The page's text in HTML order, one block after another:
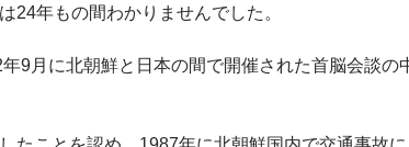
24年もの間わかりませんでした。
9月に北朝鮮と日本の間で開催された首脳会談の